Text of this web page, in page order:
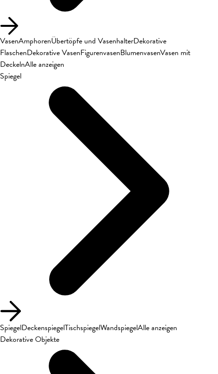
VasenAmphorenÜbertöpfe und VasenhalterDekorative
FlaschenDekorative VasenFigurenvasenBlumenvasenVasen mit
DeckelnAlle anzeigen
Spiegel
SpiegelDeckenspiegelTischspiegelWandspiegelAlle anzeigen
Dekorative Objekte